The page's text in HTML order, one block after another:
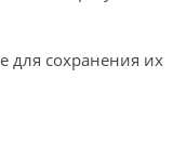
для сохранения их